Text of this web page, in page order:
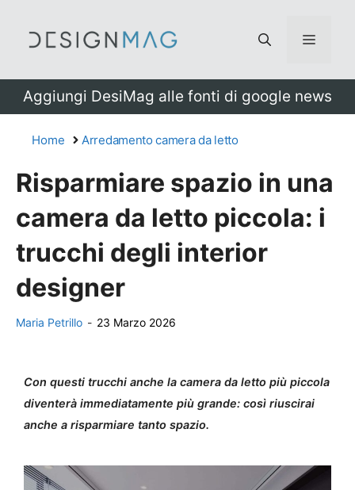
Menu
Aggiungi DesiMag alle fonti di google news
Home Arredamento camera da letto
Risparmiare spazio in una
camera da letto piccola: i
trucchi degli interior
designer
Maria Petrillo - 23 Marzo 2026
Con questi trucchi anche la camera da letto più piccola
diventerà immediatamente più grande: così riuscirai
anche a risparmiare tanto spazio.